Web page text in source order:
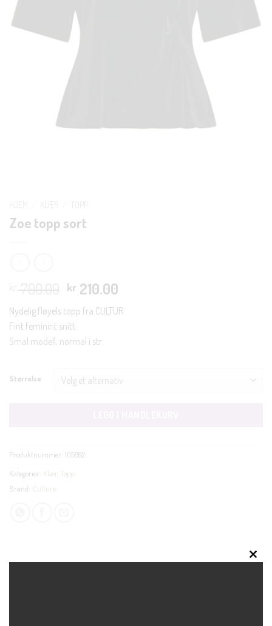
Zoe topp sort
Opprinnelig
pris
var:
kr 700.00.
kr 210.00
pris
er:
Nydelig fløyels topp fra CULTUR:
Fint feminint snitt.
Smal modell, normal i str.
Størrelse
Produktnummer: 105882
Kategorier: Klær Topp
Brand: Culture